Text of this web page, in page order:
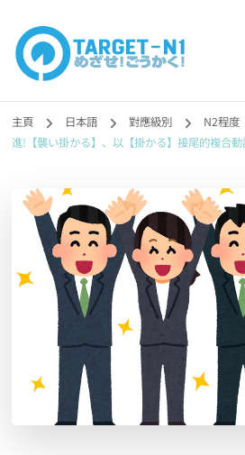
目標!!日本
N1合格
勉強コンテンツも追加予定!!】
主頁 日本語 對應級別 N2程度
進!【襲い掛かる】、以【掛かる】接尾的複合